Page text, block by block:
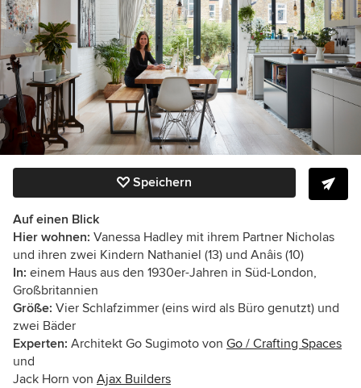
Speichern
Auf einen Blick
Hier wohnen: Vanessa Hadley mit ihrem Partner Nicholas
und ihren zwei Kindern Nathaniel (13) und Anâis (10)
In: einem Haus aus den 1930er-Jahren in Süd-London,
Großbritannien
Größe: Vier Schlafzimmer (eins wird als Büro genutzt) und
zwei Bäder
Experten: Architekt Go Sugimoto von Go / Crafting Spaces
und
Jack Horn von Ajax Builders